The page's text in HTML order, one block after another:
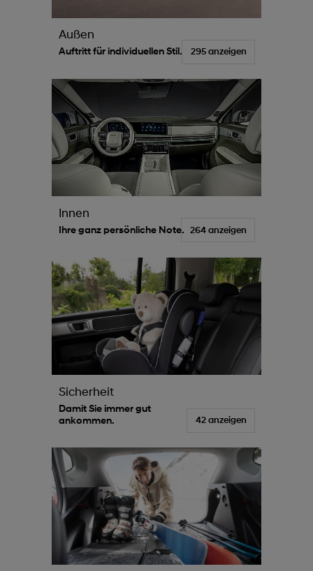
Außen
Auftritt für individuellen Stil. 295 anzeigen
Innen
Ihre ganz persönliche Note. 264 anzeigen
Sicherheit
Damit Sie immer gut
ankommen.
42 anzeigen